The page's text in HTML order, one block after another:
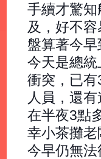
手續才驚
及，好不
盤算著今
今天是總
衝突，已
人員，還
在半夜3點
幸小茶攤
今早仍無